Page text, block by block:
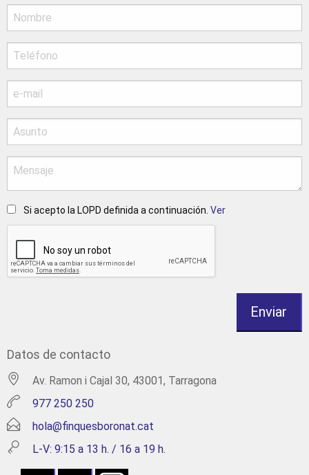
Si acepto la LOPD definida a continuación. Ver
Enviar
Datos de contacto
Av. Ramon i Cajal 30, 43001, Tarragona
977 250 250
hola@finquesboronat.cat
L-V: 9:15 a 13 h. / 16 a 19 h.